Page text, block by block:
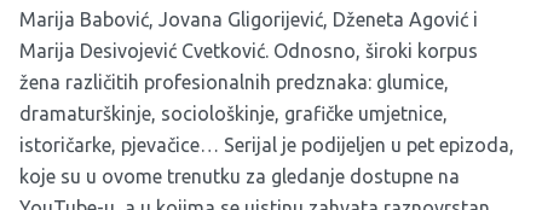
Marija Babović, Jovana Gligorijević, Dženeta Agović i
Marija Desivojević Cvetković. Odnosno, široki korpus
žena različitih profesionalnih predznaka: glumice,
dramaturškinje, sociološkinje, grafičke umjetnice,
istoričarke, pjevačice… Serijal je podijeljen u pet epizoda,
koje su u ovome trenutku za gledanje dostupne na